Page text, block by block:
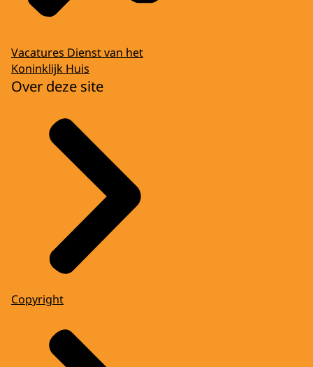
Vacatures Dienst van het
Koninklijk Huis
Over deze site
Copyright